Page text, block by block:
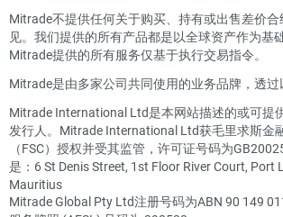
Mitrade不提供任何关于购买、持有或出售差价
见。我们提供的所有产品都是以全球资产作为基
Mitrade提供的所有服务仅基于执行交易指令。
Mitrade是由多家公司共同使用的业务品牌，透过
Mitrade International Ltd是本网站描述的或可提
发行人。Mitrade International Ltd获毛里求斯金
（FSC）授权并受其监管，许可证号码为
是：6 St Denis Street, 1st Floor River Court, Port
Mauritius
Mitrade Global Pty Ltd注册号码为ABN 90 149